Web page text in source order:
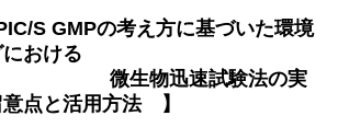
S GMPの考え方に基づいた環境
おける
迅速試験法の実
点と活用方法 】